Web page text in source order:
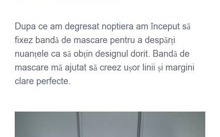
Dupa ce am degresat noptiera am început să
fixez bandă de mascare pentru a despărți
nuanțele ca să obțin designul dorit. Bandă de
mascare mă ajutat să creez ușor linii și margini
clare perfecte.